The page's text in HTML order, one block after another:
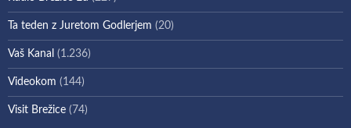
Ta teden z Juretom Godlerjem (20)
Vaš Kanal (1.236)
Videokom (144)
Visit Brežice (74)